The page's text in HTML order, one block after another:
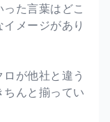
た言葉はどこ
メージがあり
が他社と違う
んと揃ってい